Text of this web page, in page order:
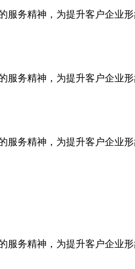
务精神，为提升客户企业
务精神，为提升客户企业
务精神，为提升客户企业
务精神，为提升客户企业